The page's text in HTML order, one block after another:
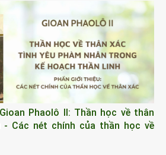
Phaolô II: Thần học về thân
- Các nét chính của thần học về